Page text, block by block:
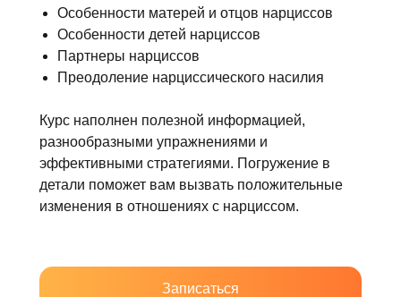
Записаться
Особенности матерей и отцов нарциссов
Особенности детей нарциссов
Партнеры нарциссов
Преодоление нарциссического насилия
Курс наполнен полезной информацией,
разнообразными упражнениями и
эффективными стратегиями. Погружение в
детали поможет вам вызвать положительные
изменения в отношениях с нарциссом.